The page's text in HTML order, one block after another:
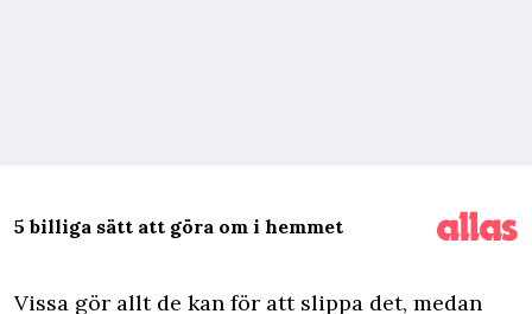
5 billiga sätt att göra om i hemmet
Vissa gör allt de kan för att slippa det, medan